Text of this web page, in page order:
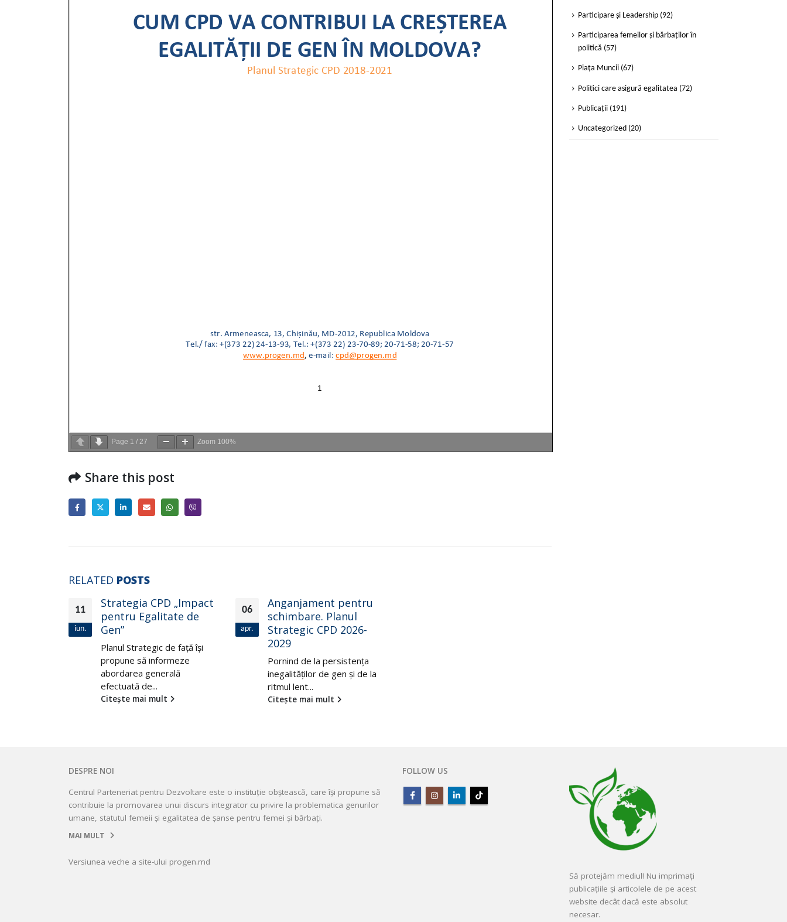
Page 1 / 27 Zoom 100%
Share this post
RELATED POSTS
11
iun.
Strategia CPD „Impact
pentru Egalitate de
Gen”
Planul Strategic de faţă își
propune să informeze
abordarea generală
efectuată de...
Citește mai mult
06
apr.
Anganjament pentru
schimbare. Planul
Strategic CPD 2026-
2029
Pornind de la persistența
inegalităților de gen și de la
ritmul lent...
Citește mai mult
Participare și Leadership (92)
Participarea femeilor și bărbaților în
politică (57)
Piața Muncii (67)
Politici care asigură egalitatea (72)
Publicații (191)
Uncategorized (20)
DESPRE NOI
Centrul Parteneriat pentru Dezvoltare este o instituție obștească, care își propune să
contribuie la promovarea unui discurs integrator cu privire la problematica genurilor
umane, statutul femeii și egalitatea de șanse pentru femei și bărbați.
MAI MULT
Versiunea veche a site-ului progen.md
FOLLOW US
Să protejăm mediul! Nu imprimați
publicațiile și articolele de pe acest
website decât dacă este absolut
necesar.